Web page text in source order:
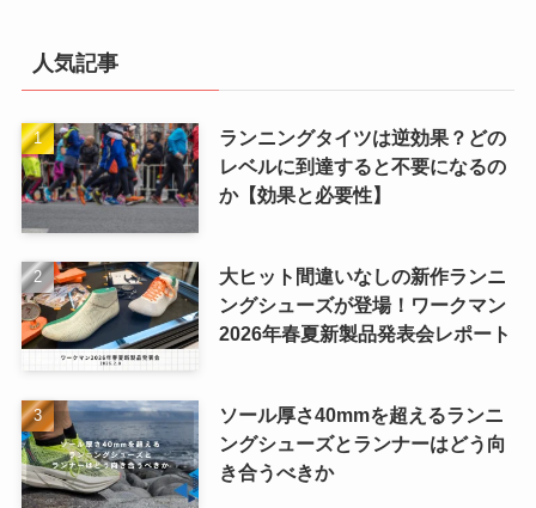
人気記事
ランニングタイツは逆効果？どの
レベルに到達すると不要になるの
か【効果と必要性】
大ヒット間違いなしの新作ランニ
ングシューズが登場！ワークマン
2026年春夏新製品発表会レポート
ソール厚さ40mmを超えるランニ
ングシューズとランナーはどう向
き合うべきか